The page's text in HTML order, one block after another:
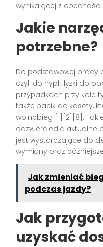
wynikającej z
Jakie
potrzebne?
Do podstawowej pracy
czyli do nypli, łyżki do
przypadkach przy kole
także bacik do kasety,
wolnobieg [1][2][8].
odzwierciedla aktualne
jest wystarczające do
wymiany oraz
Jak zmieniać
podczas jazdy?
Jak
uzyskać